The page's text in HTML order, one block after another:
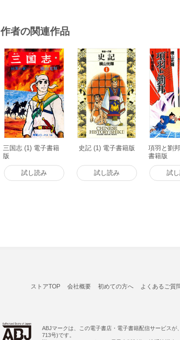
作者の関連作品
三国志 (1) 電子書籍
版
試し読み
史記 (1) 電子書籍版
試し読み
項羽と劉
書籍版
試
ストアTOP 会社概要 初めての方へ よくあるご質
ABJマークは、この電子書店・電子書籍配信サービス
713号)です。